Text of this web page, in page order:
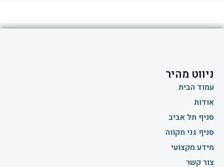
ניווט מהיר
עמוד הבית
אודות
סניף תל אביב
סניף גני תקווה
מידע מקצועי
צור קשר